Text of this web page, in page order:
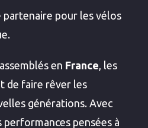
partenaire pour les vélos
en France, les
de faire rêver les
générations. Avec
pensées à